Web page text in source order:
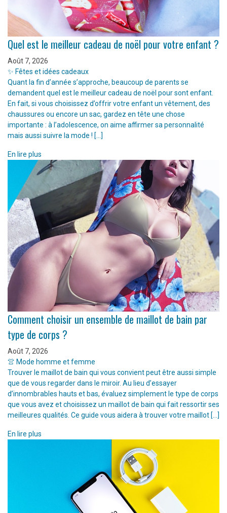
Quel est le meilleur cadeau de noël pour votre enfant ?
Août 7, 2026
✨ Fêtes et idées cadeaux
Quant la fin d’année s’approche, beaucoup de parents se
demandent quel est le meilleur cadeau de noël pour sont enfant.
En fait, si vous choisissez d’offrir votre enfant un vêtement, des
chaussures ou encore un sac, gardez en tête une chose
importante : à l’adolescence, on aime affirmer sa personnalité
mais aussi suivre la mode ! […]
En lire plus
Comment choisir un ensemble de maillot de bain par
type de corps ?
Août 7, 2026
👚 Mode homme et femme
Trouver le maillot de bain qui vous convient peut être aussi simple
que de vous regarder dans le miroir. Au lieu d’essayer
d’innombrables hauts et bas, évaluez simplement le type de corps
que vous avez et choisissez un maillot de bain qui fait ressortir ses
meilleures qualités. Ce guide vous aidera à trouver votre maillot […]
En lire plus